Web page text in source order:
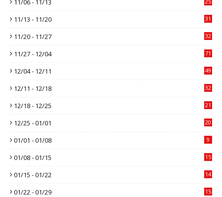
11/06 - 11/13
11/13 - 11/20 31
11/20 - 11/27 32
11/27 - 12/04 71
12/04 - 12/11 49
12/11 - 12/18 32
12/18 - 12/25 21
12/25 - 01/01 20
01/01 - 01/08 9
01/08 - 01/15 15
01/15 - 01/22 14
01/22 - 01/29 15